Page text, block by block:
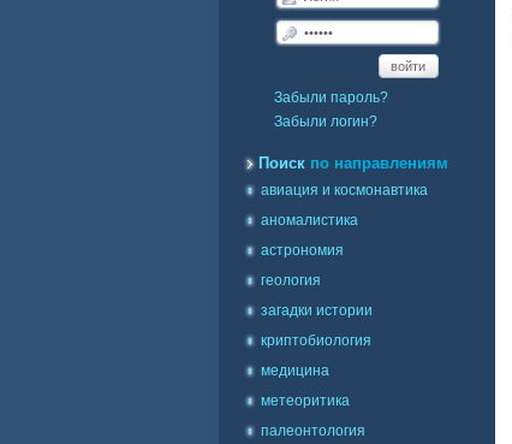
войти
Забыли пароль?
Забыли логин?
Поиск по направлениям
авиация и космонавтика
аномалистика
астрономия
геология
загадки истории
криптобиология
медицина
метеоритика
палеонтология